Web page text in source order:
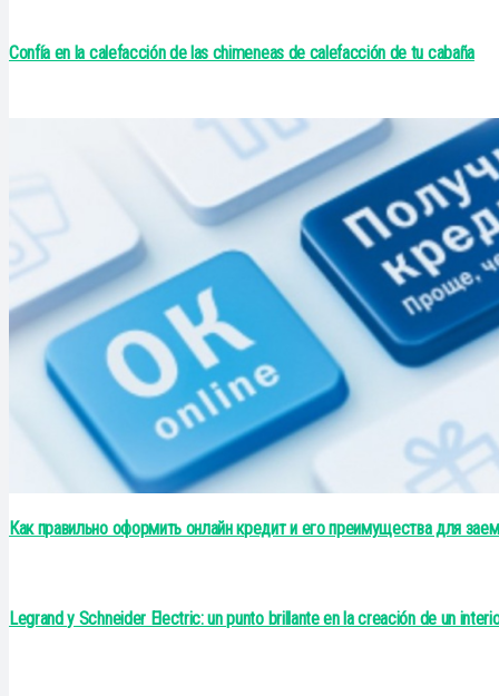
Confía en la calefacción de las chimeneas de calefacción de tu cabaña
Как правильно оформить онлайн кредит и его преимущества для
Legrand y Schneider Electric: un punto brillante en la creación de un